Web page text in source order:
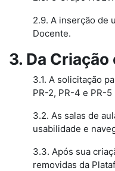
2.9. A inserção de
Docente.
3. Da
3.1. A solicitação
PR-2, PR-4 e PR-
3.2. As salas de
usabilidade e
3.3. Após sua
removidas da